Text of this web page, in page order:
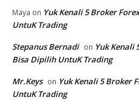
Maya on Yuk Kenali 5 Broker
UntuK Trading
Stepanus Bernadi on Yuk Kenali
Bisa Dipilih UntuK Trading
Mr.Keys on Yuk Kenali 5 Broker
UntuK Trading